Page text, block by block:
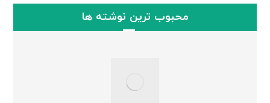
محبوب ترین نوشته ها